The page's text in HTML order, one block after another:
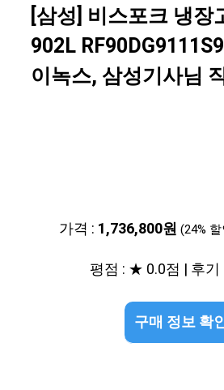
[삼성] 비스포크 냉장
902L
이녹스, 삼성기사님
가격 : 1,736,800원 (24%
평점 : ★ 0.0점 | 후기
구매 정보 확